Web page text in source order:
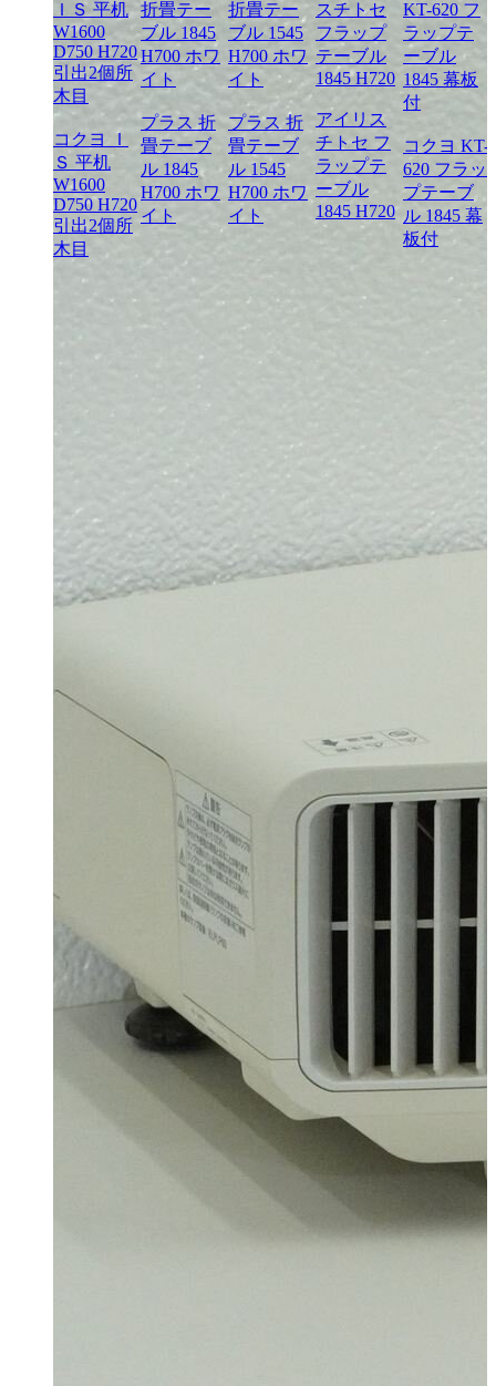
コクヨ Ｉ
Ｓ 平机
W1600
D750 H720
引出2個所
木目
プラス 折
畳テーブ
ル 1845
H700 ホワ
イト
プラス 折
畳テーブ
ル 1545
H700 ホワ
イト
アイリス
チトセ フ
ラップテ
ーブル
1845 H720
コクヨ KT-
620 フラッ
プテーブ
ル 1845 幕
板付